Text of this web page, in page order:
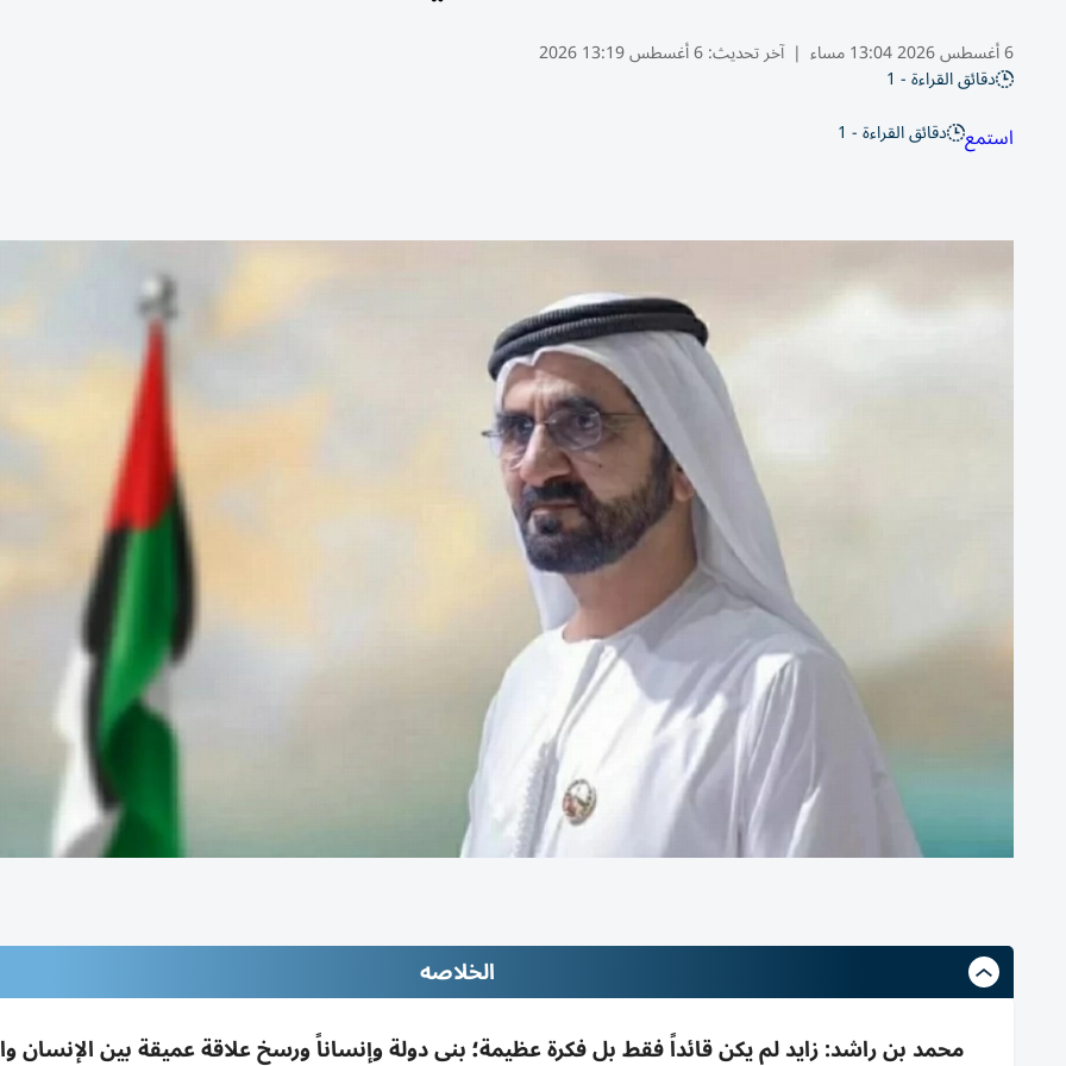
6 أغسطس 2026 13:04 مساء | آخر تحديث:6 أغسطس 13:19 2026
دقائق القراءة - 1
استمع دقائق القراءة - 1
الخلاصه
محمد بن راشد: زايد لم يكن قائداً فقط بل فكرة عظيمة؛ بنى دولة وإنساناً ورسخ علاقة عميقة بين الإنسان